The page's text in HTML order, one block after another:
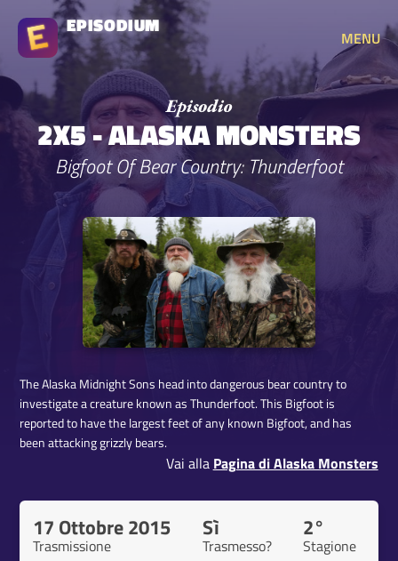
EPISODIUM
MENU
2X5 - ALASKA MONSTERS
Bigfoot Of Bear Country: Thunderfoot
The Alaska Midnight Sons head into dangerous bear country to
investigate a creature known as Thunderfoot. This Bigfoot is
reported to have the largest feet of any known Bigfoot, and has
been attacking grizzly bears.
Vai alla Pagina di Alaska Monsters
17 Ottobre 2015
Trasmissione
Sì
Trasmesso?
2°
Stagione